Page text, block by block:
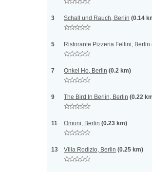
3 Schall und Rauch, Berlin (0.14
5 Ristorante Pizzeria Fellini, Berlin
7 Onkel Ho, Berlin (0.2 km)
9 The Bird In Berlin, Berlin (0.22
11 Omoni, Berlin (0.23 km)
13 Villa Rodizio, Berlin (0.25 km)